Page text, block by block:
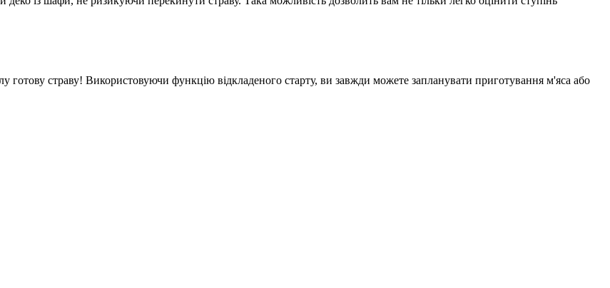
готову страву! Використовуючи функцію відкладеного старту, ви завжди можете запланувати приготування м'яса або